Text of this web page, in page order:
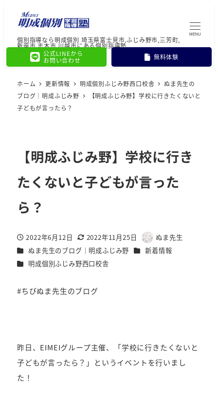
個別指導なら明成個別 埼玉県富士見市,ふじみ野市,三芳町,
新座市,志木市,川越市にある個別指導塾
公式LINEから
お問い合わせ
無料体験
MENU
ホーム 更新情報 明成個別ふじみ野西口校舎
ぬま先生の
ブログ｜明成ふじみ野
【明成ふじみ野】学校に行きたくないと
子どもが言ったら？
【明成ふじみ野】学校に行き
たくないと子どもが言った
ら？
投稿日
2022年6月12日
更新日
2022年11月25日
著
者
ぬま先生
カテゴリー
ぬま先生のブログ｜明成ふじみ野 カテゴリー
新着情報
カテゴリー
明成個別ふじみ野西口校舎
#ちびぬま先生のブログ
昨日、EIMEIグループ主催、「学校に行きたくないと
子どもが言ったら？」というイベントを行いまし
た！